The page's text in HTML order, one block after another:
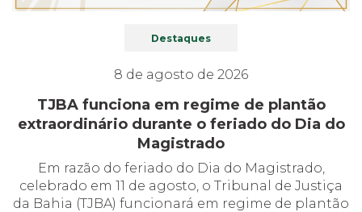
Destaques
8 de agosto de 2026
TJBA funciona em regime de plantão
extraordinário durante o feriado do Dia do
Magistrado
Em razão do feriado do Dia do Magistrado,
celebrado em 11 de agosto, o Tribunal de Justiça
da Bahia (TJBA) funcionará em regime de plantão